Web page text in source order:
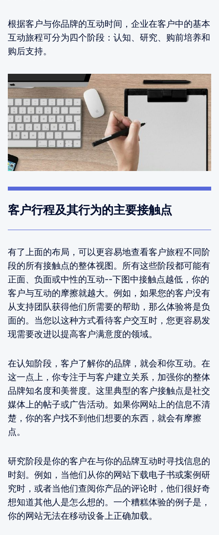
根据客户与你品牌的互动时间，企业在客户中的基本
互动旅程可分为四个阶段：认知、研究、购前培养和
购后支持。
客户行程及其行为的主要接触点
有了上面的布局，可以更容易地查看客户旅程不同阶
段的所有接触点的整体视图。所有这些阶段都可能有
正面、负面或中性的互动--下图中接触点越低，你的
客户与互动的摩擦就越大。例如，如果您的客户没有
从支持团队获得他们所需要的帮助，那么体验将是负
面的。当您以这种方式看待客户交互时，您更容易发
现需要改进以提高客户满意度的领域。
在认知阶段，客户了解你的品牌，就会和你互动。在
这一点上，你专注于与客户建立关系，加强你的整体
品牌知名度和美誉度。这里典型的客户接触点是社交
媒体上的帖子或广告活动。如果你网站上的信息不清
楚，你的客户找不到他们想要的东西，就会有摩擦
点。
研究阶段是你的客户在与你的品牌互动时寻找信息的
时刻。例如，当他们从你的网站下载电子书或案例研
究时，或者当他们查阅你产品的评论时，他们很好奇
想知道其他人是怎么想的。一个糟糕体验的例子是，
你的网站无法在移动设备上正确加载。